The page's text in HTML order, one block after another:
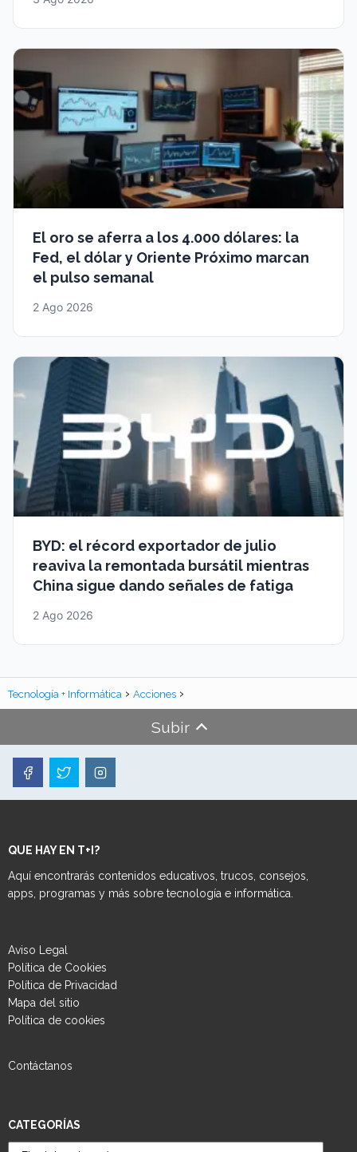
El oro se aferra a los 4.000 dólares: la
Fed, el dólar y Oriente Próximo marcan
el pulso semanal
2 Ago 2026
BYD: el récord exportador de julio
reaviva la remontada bursátil mientras
China sigue dando señales de fatiga
2 Ago 2026
Tecnología + Informática Acciones
Subir
QUE HAY EN T+I?
Aquí encontrarás contenidos educativos, trucos, consejos,
apps, programas y más sobre tecnología e informática.
Aviso Legal
Política de Cookies
Política de Privacidad
Mapa del sitio
Política de cookies
Contáctanos
CATEGORÍAS